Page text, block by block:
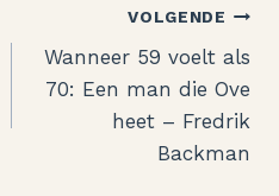
VOLGENDE
Wanneer 59 voelt als
70: Een man die Ove
heet – Fredrik
Backman